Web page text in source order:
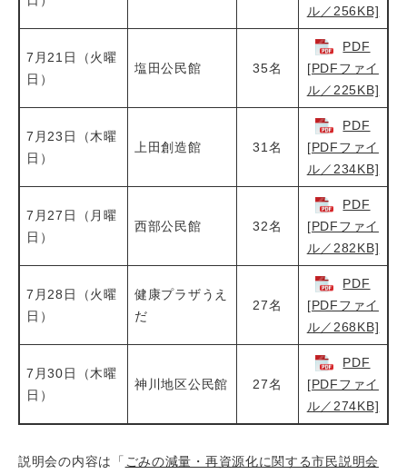
ル／256KB]
7月21日（火曜
日）
塩田公民館 35名
PDF
[PDFファイ
ル／225KB]
7月23日（木曜
日）
上田創造館 31名
PDF
[PDFファイ
ル／234KB]
7月27日（月曜
日）
西部公民館 32名
PDF
[PDFファイ
ル／282KB]
7月28日（火曜
日）
健康プラザうえ
だ
27名
PDF
[PDFファイ
ル／268KB]
7月30日（木曜
日）
神川地区公民館 27名
PDF
[PDFファイ
ル／274KB]
説明会の内容は「 ごみの減量・再資源化に関する市民説明会